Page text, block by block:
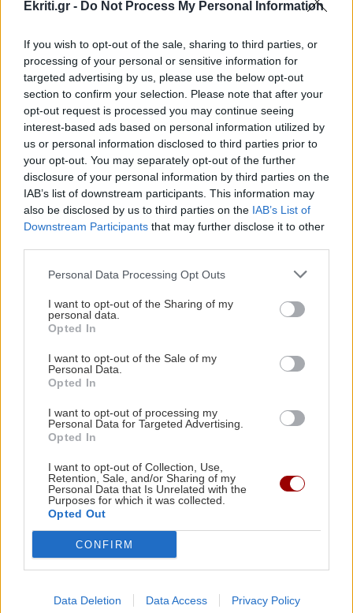
Ekriti.gr - Do Not Process My Personal Information
If you wish to opt-out of the sale, sharing to third parties, or
processing of your personal or sensitive information for
targeted advertising by us, please use the below opt-out
section to confirm your selection. Please note that after your
opt-out request is processed you may continue seeing
interest-based ads based on personal information utilized by
us or personal information disclosed to third parties prior to
your opt-out. You may separately opt-out of the further
disclosure of your personal information by third parties on the
IAB’s list of downstream participants. This information may
also be disclosed by us to third parties on the IAB’s List of
Downstream Participants that may further disclose it to other
Personal Data Processing Opt Outs
I want to opt-out of the Sharing of my
personal data.
Opted In
I want to opt-out of the Sale of my
Personal Data.
Opted In
I want to opt-out of processing my
Personal Data for Targeted Advertising.
Opted In
I want to opt-out of Collection, Use,
Retention, Sale, and/or Sharing of my
Personal Data that Is Unrelated with the
Purposes for which it was collected.
Opted Out
CONFIRM
Data Deletion Data Access Privacy Policy
11:28
ΑΘΛΗΤΙΚΑ
Φώτη Ιωαννίδη (βίντεο)
11:23
ΚΡΗΤΗ
Οδοιπορικό στα μοναστήρια του Ρεθύμνου -
Πού χτυπά η καρδιά του Δεκαπενταύγουστου
ΑΘΛΗΤΙΚΑ
Παγκόσμιο στίβου Κ20: Η Ρούσσου κατέκτησε
το ασημένιο μετάλλιο στα 800 μέτρα
11:12
ΠΟΛΙΤΙΚΗ
ΠΑΣΟΚ: "Δεν θα παραδώσουμε την πολιτική
μας αυτονομία"
11:00
GOSSIP - LIFESTYLE
Αργυρός - Νίκα: Οι καλοκαιρινές στιγμές με τα
δύο παιδιά τους πάνω στο γιοτ
Ηράκλειο: Δύο συλλήψεις για ναρκωτικά –
Κατασχέθηκε σχεδόν μισό κιλό κάνναβης
ΑΥΤΟΔΙΟΙΚΗΣΗ
Η εβδομαδιαία ανασκόπηση Καλοκαιρινού –
προστασία
Όλες οι ειδήσεις
ΠΕΡΙΣΣΟΤΕΡΑ
ΚΡΗΤΗ
Στο ΕΚΑΒ ο «λογαριασμός» της
νυχτερινής διασκέδασης